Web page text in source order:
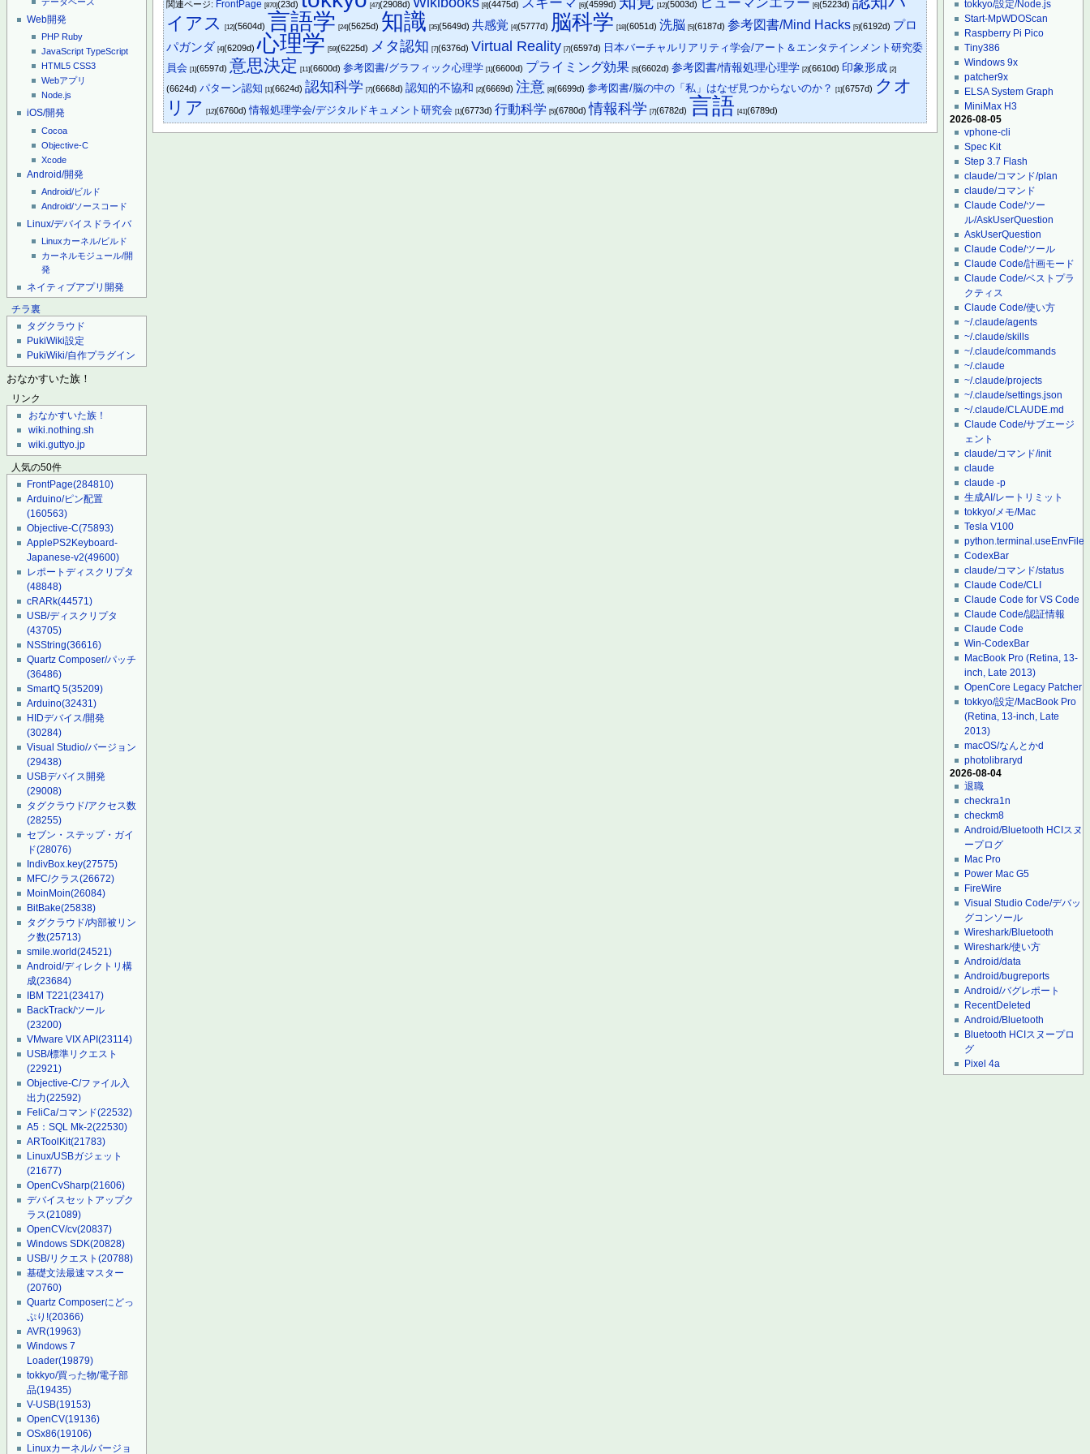
データベース
Web開発
PHP Ruby
JavaScript TypeScript
HTML5 CSS3
Webアプリ
Node.js
iOS/開発
Cocoa
Objective-C
Xcode
Android/開発
Android/ビルド
Android/ソースコード
Linux/デバイスドライバ
Linuxカーネル/ビルド
カーネルモジュール/開
発
ネイティブアプリ開発
チラ裏
タグクラウド
PukiWiki設定
PukiWiki/自作プラグイン
おなかすいた族！
リンク
おなかすいた族！
wiki.nothing.sh
wiki.guttyo.jp
人気の50件
FrontPage(284810)
Arduino/ピン配置
(160563)
Objective-C(75893)
ApplePS2Keyboard-
Japanese-v2(49600)
レポートディスクリプタ
(48848)
cRARk(44571)
USB/ディスクリプタ
(43705)
NSString(36616)
Quartz Composer/パッチ
(36486)
SmartQ 5(35209)
Arduino(32431)
HIDデバイス/開発
(30284)
Visual Studio/バージョン
(29438)
USBデバイス開発
(29008)
タグクラウド/アクセス数
(28255)
セブン・ステップ・ガイ
ド(28076)
IndivBox.key(27575)
MFC/クラス(26672)
MoinMoin(26084)
BitBake(25838)
タグクラウド/内部被リン
ク数(25713)
smile.world(24521)
Android/ディレクトリ構
成(23684)
IBM T221(23417)
BackTrack/ツール
(23200)
VMware VIX API(23114)
USB/標準リクエスト
(22921)
Objective-C/ファイル入
出力(22592)
FeliCa/コマンド(22532)
A5：SQL Mk-2(22530)
ARToolKit(21783)
Linux/USBガジェット
(21677)
OpenCvSharp(21606)
デバイスセットアップク
ラス(21089)
OpenCV/cv(20837)
Windows SDK(20828)
USB/リクエスト(20788)
基礎文法最速マスター
(20760)
Quartz Composerにどっ
ぷり!(20366)
AVR(19963)
Windows 7
Loader(19879)
tokkyo/買った物/電子部
品(19435)
V-USB(19153)
OpenCV(19136)
OSx86(19106)
Linuxカーネル/バージョ
関連ページ: FrontPage [870](23d) [47](2908d) [8](4475d) [6](4599d) [12](5003d) [6](5223d)
イアス
[12](5604d) 言語学 [24](5625d) 知識 [35](5649d)共感覚 [4](5777d) 脳科学 [18](6051d) 洗脳 [5](6187d)参考図書/Mind Hacks [5](6192d) プロ
パガンダ [4](6209d)心理学 [59](6225d) メタ認知 [7](6376d) Virtual Reality [7](6597d) 日本バーチャルリアリティ学会/アート＆エンタテインメント研究委
員会 [1](6597d) 意思決定 [11](6600d)参考図書/グラフィック心理学 [1](6600d) プライミング効果 [5](6602d)参考図書/情報処理心理学 [2](6610d) 印象形成 [2]
(6624d)パターン認知 [1](6624d)認知科学 [7](6668d)認知的不協和 [2](6669d) 注意 [8](6699d)参考図書/脳の中の「私」はなぜ見つからないのか？ [1](6757d) クオ
リア
[12](6760d)情報処理学会/デジタルドキュメント研究会 [1](6773d)行動科学 [5](6780d)情報科学 [7](6782d) 言語 [41](6789d)
tokkyo/設定/Node.js
Start-MpWDOScan
Raspberry Pi Pico
Tiny386
Windows 9x
patcher9x
ELSA System Graph
MiniMax H3
2026-08-05
vphone-cli
Spec Kit
Step 3.7 Flash
claude/コマンド/plan
claude/コマンド
Claude Code/ツー
ル/AskUserQuestion
AskUserQuestion
Claude Code/ツール
Claude Code/計画モード
Claude Code/ベストプラ
クティス
Claude Code/使い方
~/.claude/agents
~/.claude/skills
~/.claude/commands
~/.claude
~/.claude/projects
~/.claude/settings.json
~/.claude/CLAUDE.md
Claude Code/サブエージ
ェント
claude/コマンド/init
claude
claude -p
生成AI/レートリミット
tokkyo/メモ/Mac
Tesla V100
python.terminal.useEnvFile
CodexBar
claude/コマンド/status
Claude Code/CLI
Claude Code for VS Code
Claude Code/認証情報
Claude Code
Win-CodexBar
MacBook Pro (Retina, 13-
inch, Late 2013)
OpenCore Legacy Patcher
tokkyo/設定/MacBook Pro
(Retina, 13-inch, Late
2013)
macOS/なんとかd
photolibraryd
2026-08-04
退職
checkra1n
checkm8
Android/Bluetooth HCIスヌ
ープログ
Mac Pro
Power Mac G5
FireWire
Visual Studio Code/デバッ
グコンソール
Wireshark/Bluetooth
Wireshark/使い方
Android/data
Android/bugreports
Android/バグレポート
RecentDeleted
Android/Bluetooth
Bluetooth HCIスヌープロ
グ
Pixel 4a